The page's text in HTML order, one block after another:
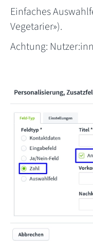
Einfaches
Vegetarier»).
Achtung: